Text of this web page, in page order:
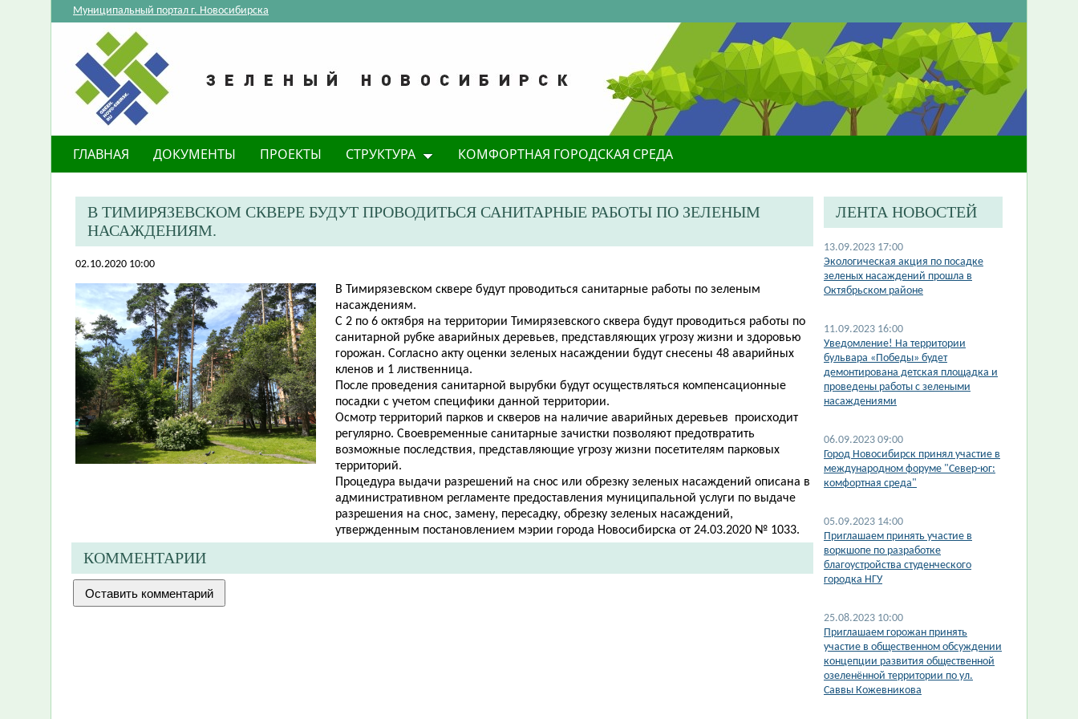
Муниципальный портал г. Новосибирска
ГЛАВНАЯ ДОКУМЕНТЫ ПРОЕКТЫ СТРУКТУРА КОМФОРТНАЯ ГОРОДСКАЯ СРЕДА
​В ТИМИРЯЗЕВСКОМ СКВЕРЕ БУДУТ ПРОВОДИТЬСЯ САНИТАРНЫЕ РАБОТЫ ПО ЗЕЛЕНЫМ
НАСАЖДЕНИЯМ.
02.10.2020 10:00
В Тимирязевском сквере будут проводиться санитарные работы по зеленым
насаждениям.
С 2 по 6 октября на территории Тимирязевского сквера будут проводиться работы по
санитарной рубке аварийных деревьев, представляющих угрозу жизни и здоровью
горожан. Согласно акту оценки зеленых насаждении будут снесены 48 аварийных
кленов и 1 лиственница.
После проведения санитарной вырубки будут осуществляться компенсационные
посадки с учетом специфики данной территории.
Осмотр территорий парков и скверов на наличие аварийных деревьев происходит
регулярно. Своевременные санитарные зачистки позволяют предотвратить
возможные последствия, представляющие угрозу жизни посетителям парковых
территорий.
Процедура выдачи разрешений на снос или обрезку зеленых насаждений описана в
административном регламенте предоставления муниципальной услуги по выдаче
разрешения на снос, замену, пересадку, обр​езку зеленых насаждений,
утвержденным постановлением мэрии города Новосибирска от 24.03.2020 № 1033. ​​
КОММЕНТАРИИ
ЛЕНТА НОВОСТЕЙ
13.09.2023 17:00
Экологическая акция по посадке
зеленых насаждений прошла в
Октябрьском районе
11.09.2023 16:00
​Уведомление! На территории
бульвара «Победы» будет
демонтирована детская площадка и
проведены работы с зелеными
насаждениями
06.09.2023 09:00
Город Новосибирск принял участие в
международном форуме "Север-юг:
комфортная среда"
05.09.2023 14:00
Приглашаем принять участие в
воркшопе по разработке
благоустройства студенческого
городка НГУ
25.08.2023 10:00
Приглашаем горожан принять
участие в общественном обсуждении
концепции развития общественной
озеленённой территории по ул.
Саввы Кожевникова